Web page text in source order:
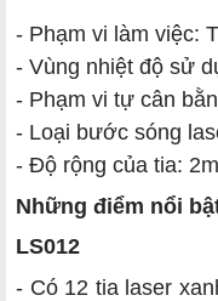
- Phạm vi làm việc:
- Vùng nhiệt độ sử
- Phạm vi tự cân
- Loại bước sóng
- Độ rộng của tia:
Những điểm nổi
LS012
- Có 12 tia laser